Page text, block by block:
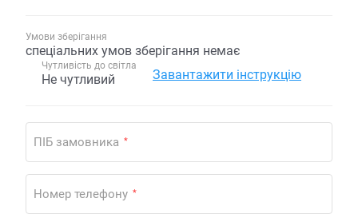
Умови зберігання
спеціальних умов зберігання немає
Чутливість до світла
Не чутливий Завантажити інструкцію
ПІБ замовника *
Номер телефону *